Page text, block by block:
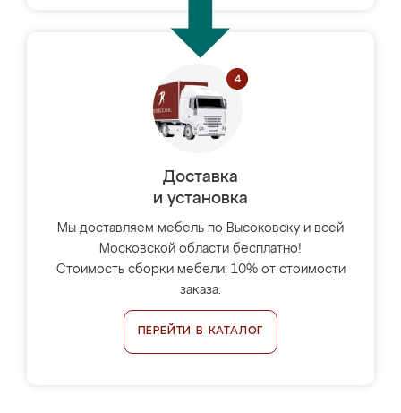
Доставка
и установка
Мы доставляем мебель по Высоковску и всей
Московской области бесплатно!
Стоимость сборки мебели: 10% от стоимости
заказа.
ПЕРЕЙТИ В КАТАЛОГ